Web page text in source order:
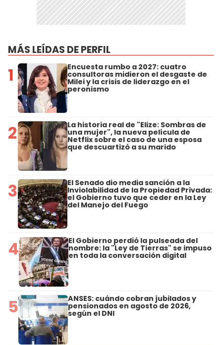
MÁS LEÍDAS DE PERFIL
1 Encuesta rumbo a 2027: cuatro
consultoras midieron el desgaste de
Milei y la crisis de liderazgo en el
peronismo
2 La historia real de "Elize: Sombras de
una mujer", la nueva película de
Netflix sobre el caso de una esposa
que descuartizó a su marido
3 El Senado dio media sanción a la
Inviolabilidad de la Propiedad Privada:
el Gobierno tuvo que ceder en la Ley
del Manejo del Fuego
4 El Gobierno perdió la pulseada del
nombre: la "Ley de Tierras" se impuso
en toda la conversación digital
5 ANSES: cuándo cobran jubilados y
pensionados en agosto de 2026,
según el DNI